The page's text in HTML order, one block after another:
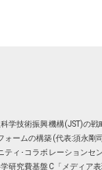
学技術振興機構(JST)の
ォームの構築(代表:須永剛
ティ･コラボレーションセ
研究費基盤C「メディア